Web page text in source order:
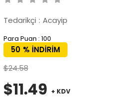
Tedarikçi : Acayip
Para Puan : 100
%
50
İNDIRIM
$24.58
$11.49 + KDV